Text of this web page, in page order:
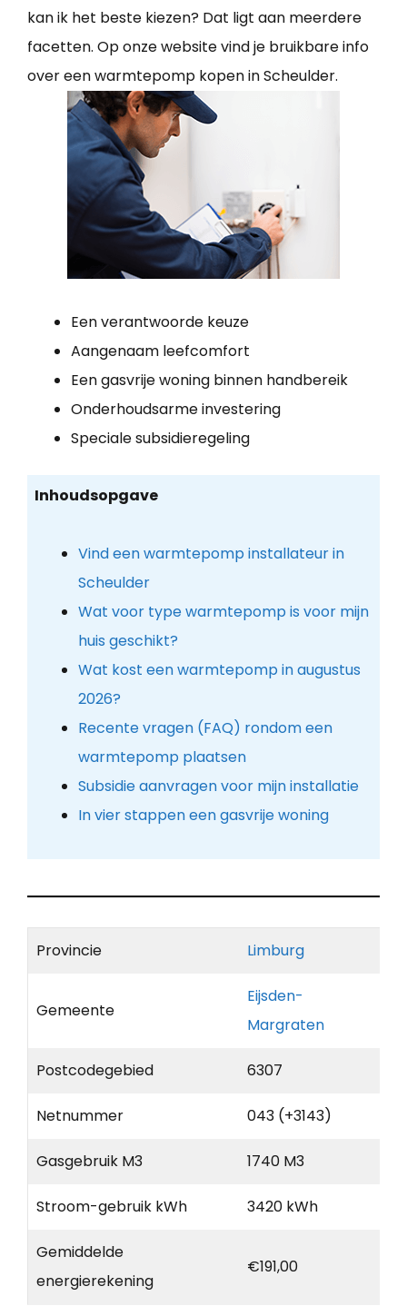
kan ik het beste kiezen? Dat ligt aan meerdere
facetten. Op onze website vind je bruikbare info
over een warmtepomp kopen in Scheulder.
Een verantwoorde keuze
Aangenaam leefcomfort
Een gasvrije woning binnen handbereik
Onderhoudsarme investering
Speciale subsidieregeling
Inhoudsopgave
Vind een warmtepomp installateur in
Scheulder
Wat voor type warmtepomp is voor mijn
huis geschikt?
Wat kost een warmtepomp in augustus
2026?
Recente vragen (FAQ) rondom een
warmtepomp plaatsen
Subsidie aanvragen voor mijn installatie
In vier stappen een gasvrije woning
Provincie Limburg
Gemeente
Eijsden-
Margraten
Postcodegebied 6307
Netnummer 043 (+3143)
Gasgebruik M3 1740 M3
Stroom-gebruik kWh 3420 kWh
Gemiddelde
energierekening
€191,00